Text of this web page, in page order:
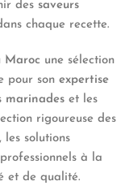
des saveurs
chaque recette.
Maroc une sélection
pour son expertise
marinades et les
rigoureuse des
, les solutions
à la
et de qualité.